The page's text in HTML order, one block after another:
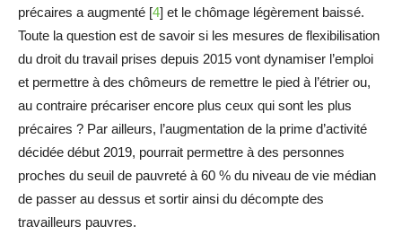
précaires a augmenté [4] et le chômage légèrement baissé.
Toute la question est de savoir si les mesures de flexibilisation
du droit du travail prises depuis 2015 vont dynamiser l’emploi
et permettre à des chômeurs de remettre le pied à l’étrier ou,
au contraire précariser encore plus ceux qui sont les plus
précaires ? Par ailleurs, l’augmentation de la prime d’activité
décidée début 2019, pourrait permettre à des personnes
proches du seuil de pauvreté à 60 % du niveau de vie médian
de passer au dessus et sortir ainsi du décompte des
travailleurs pauvres.